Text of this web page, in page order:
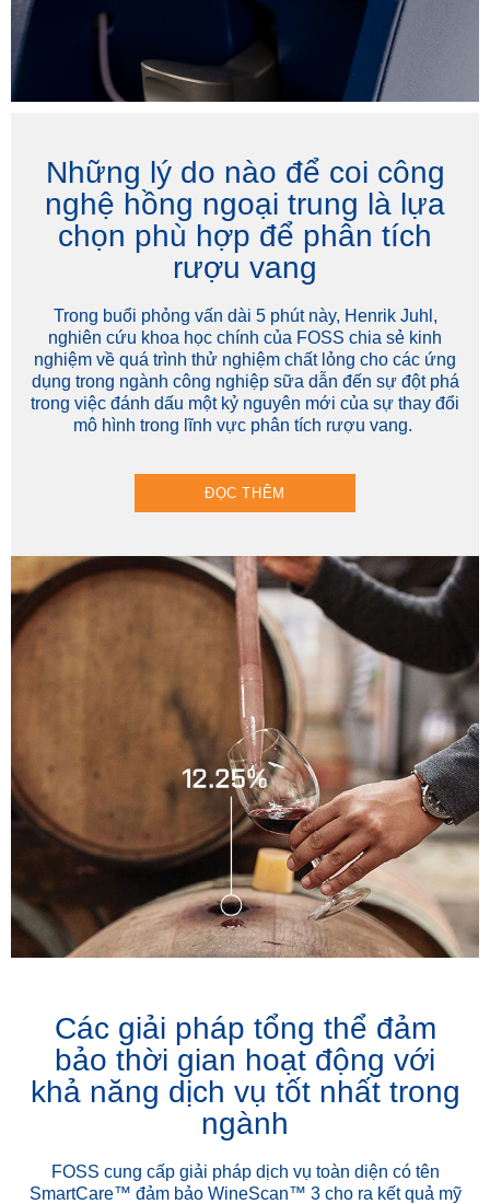
Những lý do nào để coi công
nghệ hồng ngoại trung là lựa
chọn phù hợp để phân tích
rượu vang
Trong buổi phỏng vấn dài 5 phút này, Henrik Juhl,
nghiên cứu khoa học chính của FOSS chia sẻ kinh
nghiệm về quá trình thử nghiệm chất lỏng cho các ứng
dụng trong ngành công nghiệp sữa dẫn đến sự đột phá
trong việc đánh dấu một kỷ nguyên mới của sự thay đổi
mô hình trong lĩnh vực phân tích rượu vang.
ĐỌC THÊM
Các giải pháp tổng thể đảm
bảo thời gian hoạt động với
khả năng dịch vụ tốt nhất trong
ngành
FOSS cung cấp giải pháp dịch vụ toàn diện có tên
SmartCare™ đảm bảo WineScan™ 3 cho ra kết quả mỹ